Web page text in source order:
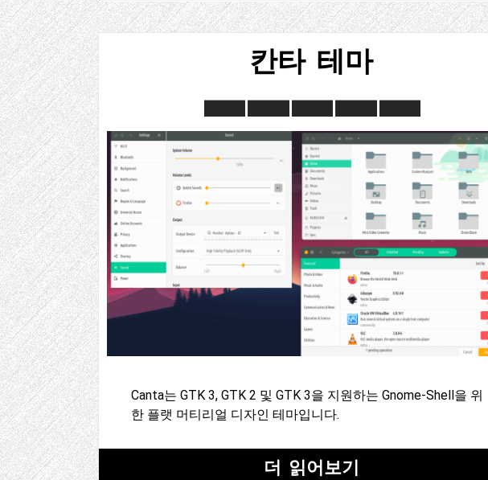
칸타 테마
Canta는 GTK 3, GTK 2 및 GTK 3을 지원하는 Gnome-Shell을 위
한 플랫 머티리얼 디자인 테마입니다.
더 읽어보기